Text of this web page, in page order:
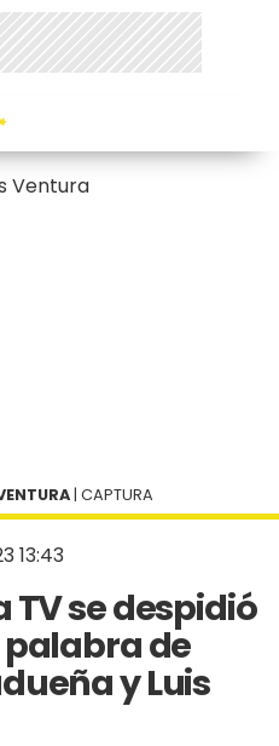
13:43
TV se despidió
de
y Luis
| CAPTURA